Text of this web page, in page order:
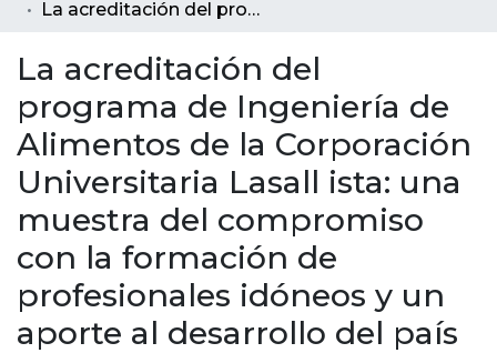
Statistics
La acreditación del programa de Ingeniería de Alimentos de la Corporación Universitaria Lasall ista: una muestra del compromiso con la formación de profesionales idóneos y un aporte al desarrollo del país
La acreditación del
programa de Ingeniería de
Alimentos de la Corporación
Universitaria Lasall ista: una
muestra del compromiso
con la formación de
profesionales idóneos y un
aporte al desarrollo del país